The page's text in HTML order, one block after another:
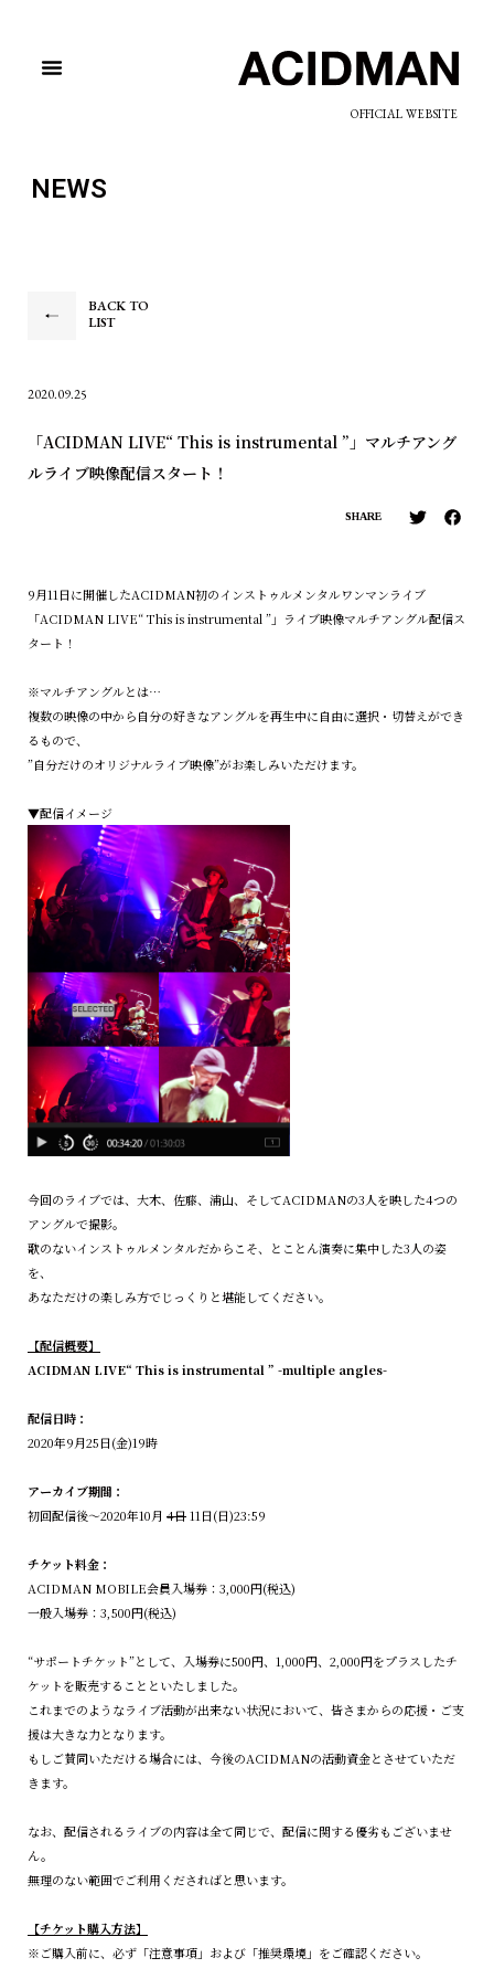
OFFICIAL WEBSITE
NEWS
BACK TO
LIST
2020.09.25
「ACIDMAN LIVE“ This is instrumental ”」マルチアング
ルライブ映像配信スタート！
SHARE
9月11日に開催したACIDMAN初のインストゥルメンタルワンマンライブ
「ACIDMAN LIVE“ This is instrumental ”」ライブ映像マルチアングル配信ス
タート！
※マルチアングルとは…
複数の映像の中から自分の好きなアングルを再生中に自由に選択・切替えができ
るもので、
”自分だけのオリジナルライブ映像”がお楽しみいただけます。
▼配信イメージ
今回のライブでは、大木、佐藤、浦山、そしてACIDMANの3人を映した4つの
アングルで撮影。
歌のないインストゥルメンタルだからこそ、とことん演奏に集中した3人の姿
を、
あなただけの楽しみ方でじっくりと堪能してください。
【配信概要】
ACIDMAN LIVE“ This is instrumental ” -multiple angles-
配信日時：
2020年9月25日(金)19時
アーカイブ期間：
初回配信後〜2020年10月 4日11日(日)23:59
チケット料金：
ACIDMAN MOBILE会員入場券：3,000円(税込)
一般入場券：3,500円(税込)
“サポートチケット”として、入場券に500円、1,000円、2,000円をプラスしたチ
ケットを販売することといたしました。
これまでのようなライブ活動が出来ない状況において、皆さまからの応援・ご支
援は大きな力となります。
もしご賛同いただける場合には、今後のACIDMANの活動資金とさせていただ
きます。
なお、配信されるライブの内容は全て同じで、配信に関する優劣もございませ
ん。
無理のない範囲でご利用くださればと思います。
【チケット購入方法】
※ご購入前に、必ず「注意事項」および「推奨環境」をご確認ください。